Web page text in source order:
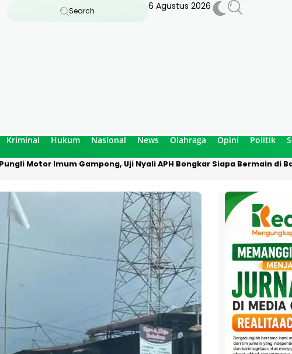
Search 6 Agustus 2026
Kriminal Hukum Nasional News Olahraga Opini Politik
Motor Imum Gampong, Uji Nyali APH Bongkar Siapa Bermain di